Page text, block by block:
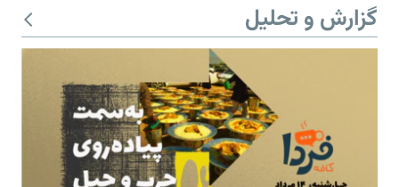
گزارش و تحلیل